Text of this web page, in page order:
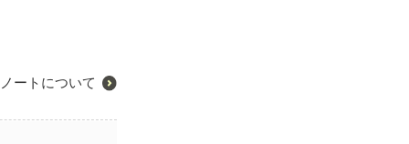
ートについて